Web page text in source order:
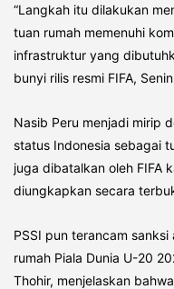
“Langkah itu dilakukan
tuan rumah memenuhi
infrastruktur yang
bunyi rilis resmi FIFA,
Nasib Peru menjadi mirip
status Indonesia sebagai
juga dibatalkan oleh FIFA
diungkapkan secara
PSSI pun terancam
rumah Piala Dunia U-20
Thohir, menjelaskan